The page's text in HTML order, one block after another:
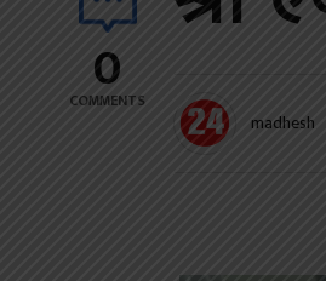
0
COMMENTS
madhesh